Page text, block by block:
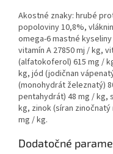
Akostné znaky: hrubé
popoloviny 10,8%,
omega-6 mastné
vitamín A 27850 mj / kg,
(alfatokoferol) 615 mg /
kg, jód (jodičnan
(monohydrát železnatý)
pentahydrát) 48 mg / kg,
kg, zinok (síran
mg / kg.
Dodatočné